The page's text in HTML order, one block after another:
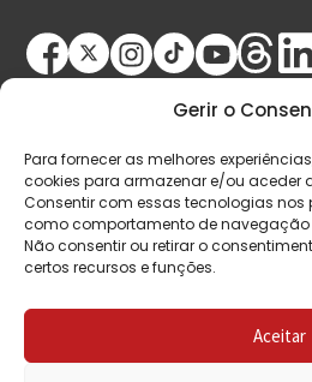
Gerir o
Para fornecer as melhores
cookies para armazenar e/ou aceder
Consentir com essas tecnologias nos
como comportamento de navegação
Não consentir ou retirar o
certos recursos e funções.
Aceitar
© Copyright 2026 Saída de
direitos